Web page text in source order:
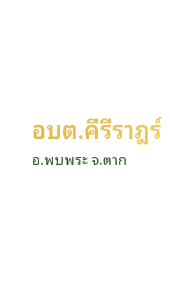
อบต.คีรีราษฎร์
อ.พบพระ จ.ตาก